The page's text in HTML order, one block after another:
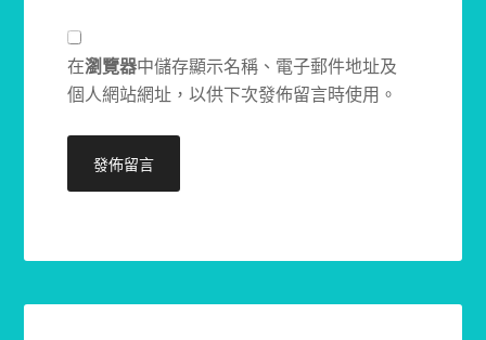
在瀏覽器中儲存顯示名稱、電子郵件地址及
個人網站網址，以供下次發佈留言時使用。